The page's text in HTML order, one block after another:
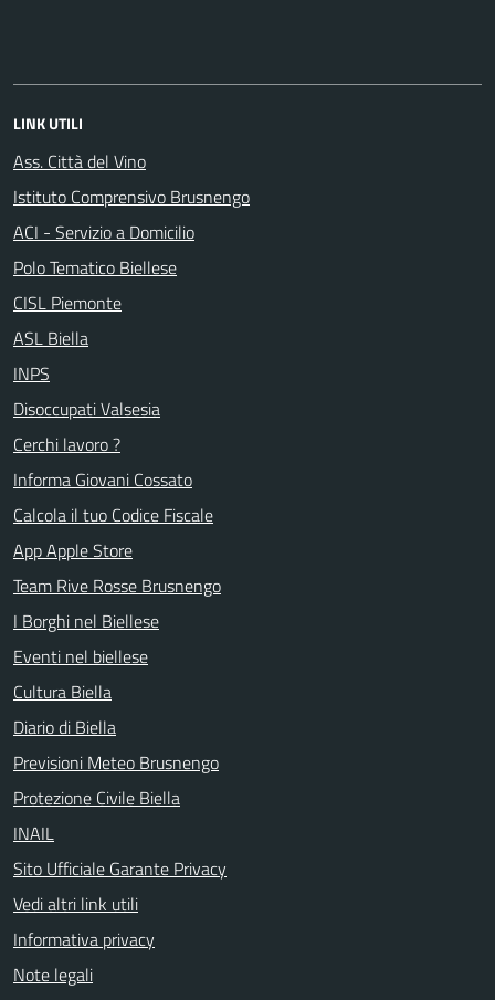
LINK UTILI
Ass. Città del Vino
Istituto Comprensivo Brusnengo
ACI - Servizio a Domicilio
Polo Tematico Biellese
CISL Piemonte
ASL Biella
INPS
Disoccupati Valsesia
Cerchi lavoro ?
Informa Giovani Cossato
Calcola il tuo Codice Fiscale
App Apple Store
Team Rive Rosse Brusnengo
I Borghi nel Biellese
Eventi nel biellese
Cultura Biella
Diario di Biella
Previsioni Meteo Brusnengo
Protezione Civile Biella
INAIL
Sito Ufficiale Garante Privacy
Vedi altri link utili
Informativa privacy
Note legali